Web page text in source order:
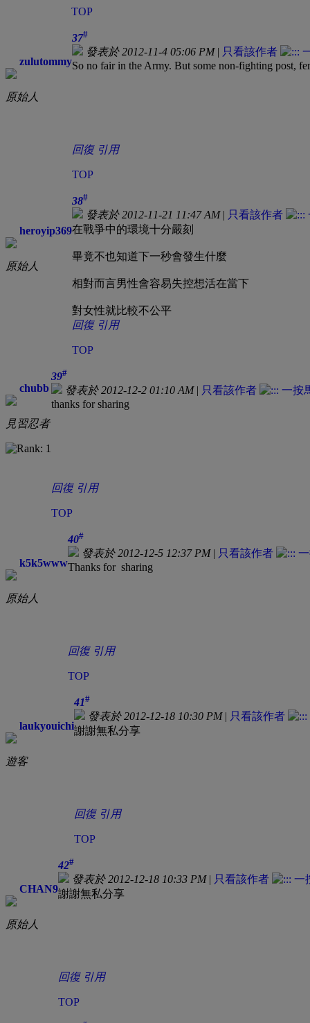
TOP
zulutommy
原始人
37#
發表於 2012-11-4 05:06 PM| 只看該作者
So no fair in the Army. But some non-fighting post,
回復 引用
TOP
heroyip369
原始人
38#
發表於 2012-11-21 11:47 AM| 只看該作者
在戰爭中的環境十分嚴刻
畢竟不也知道下一秒會發生什麼
相對而言男性會容易失控想活在當下
對女性就比較不公平
回復 引用
TOP
chubb
見習忍者
39#
發表於 2012-12-2 01:10 AM| 只看該作者
thanks for sharing
回復 引用
TOP
k5k5www
原始人
40#
發表於 2012-12-5 12:37 PM| 只看該作者
Thanks for sharing
回復 引用
TOP
laukyouichi
遊客
41#
發表於 2012-12-18 10:30 PM| 只看該作者
謝謝無私分享
回復 引用
TOP
CHAN9
原始人
42#
發表於 2012-12-18 10:33 PM| 只看該作者
謝謝無私分享
回復 引用
TOP